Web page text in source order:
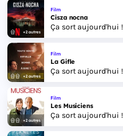
+2 autres
Film
Cisza nocna
Ça sort aujourd'hui !
+2 autres
Film
La Gifle
Ça sort aujourd'hui !
+2 autres
Film
Les Musiciens
Ça sort aujourd'hui !